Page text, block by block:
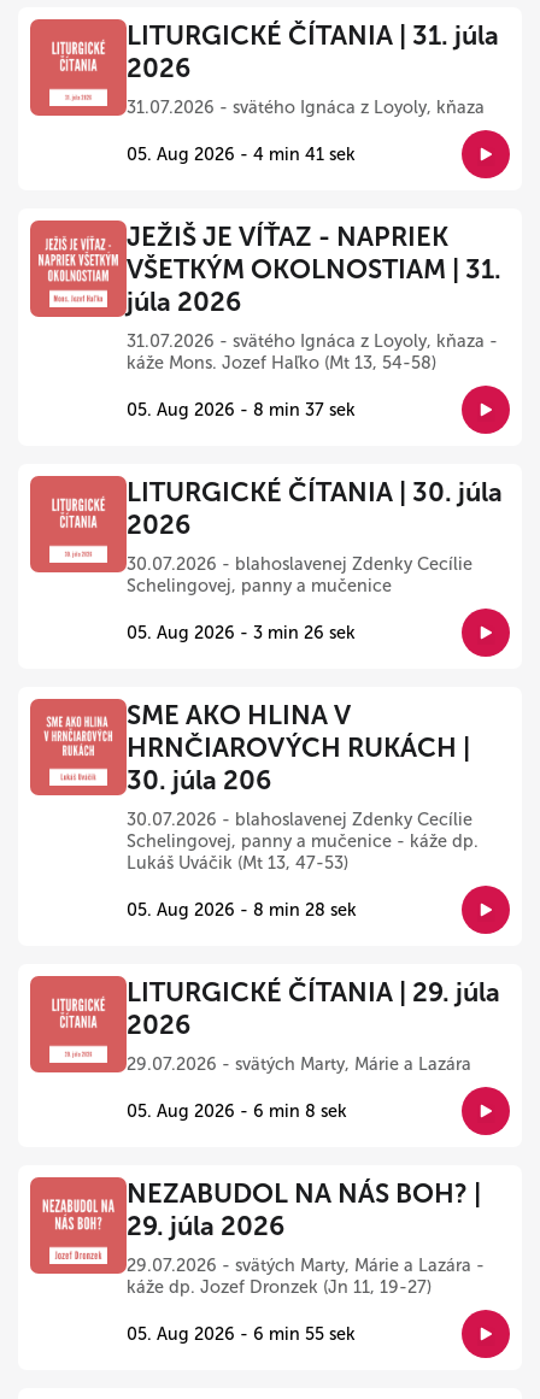
LITURGICKÉ ČÍTANIA | 31. júla
2026
31.07.2026 - svätého Ignáca z Loyoly, kňaza
05. Aug 2026 - 4 min 41 sek
JEŽIŠ JE VÍŤAZ - NAPRIEK
VŠETKÝM OKOLNOSTIAM | 31.
júla 2026
31.07.2026 - svätého Ignáca z Loyoly, kňaza -
káže Mons. Jozef Haľko (Mt 13, 54-58)
05. Aug 2026 - 8 min 37 sek
LITURGICKÉ ČÍTANIA | 30. júla
2026
30.07.2026 - blahoslavenej Zdenky Cecílie
Schelingovej, panny a mučenice
05. Aug 2026 - 3 min 26 sek
SME AKO HLINA V
HRNČIAROVÝCH RUKÁCH |
30. júla 206
30.07.2026 - blahoslavenej Zdenky Cecílie
Schelingovej, panny a mučenice - káže dp.
Lukáš Uváčik (Mt 13, 47-53)
05. Aug 2026 - 8 min 28 sek
LITURGICKÉ ČÍTANIA | 29. júla
2026
29.07.2026 - svätých Marty, Márie a Lazára
05. Aug 2026 - 6 min 8 sek
NEZABUDOL NA NÁS BOH? |
29. júla 2026
29.07.2026 - svätých Marty, Márie a Lazára -
káže dp. Jozef Dronzek (Jn 11, 19-27)
05. Aug 2026 - 6 min 55 sek